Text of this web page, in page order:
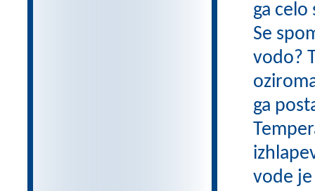
ga
Se
vodo?
ga
vode